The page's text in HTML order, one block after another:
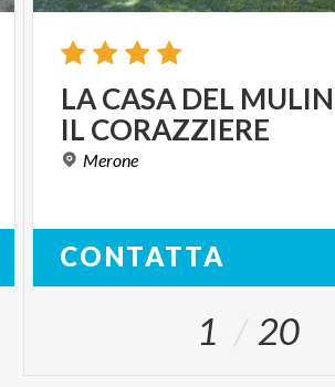
LACASA DEL
IL CORAZZIERE
Merone
CONTATTA
1 20